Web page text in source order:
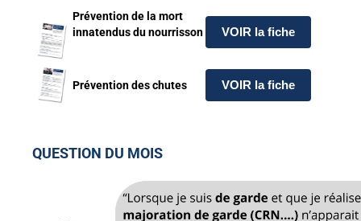
Prévention de la mort
innatendus du nourrisson
VOIR la fiche
Prévention des chutes VOIR la fiche
QUESTION DU MOIS